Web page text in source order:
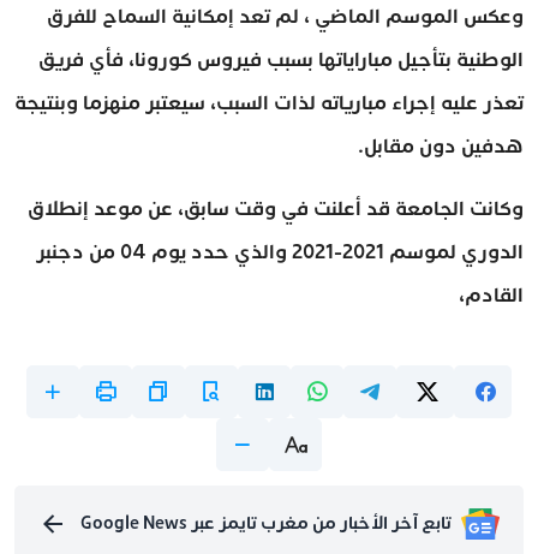
وعكس الموسم الماضي ، لم تعد إمكانية السماح للفرق
الوطنية بتأجيل مباراياتها بسبب فيروس كورونا، فأي فريق
تعذر عليه إجراء مبارياته لذات السبب، سيعتبر منهزما وبنتيجة
هدفين دون مقابل.
وكانت الجامعة قد أعلنت في وقت سابق، عن موعد إنطلاق
الدوري لموسم 2021-2021 والذي حدد يوم 04 من دجنبر
القادم،
تابع آخر الأخبار من مغرب تايمز عبر Google News